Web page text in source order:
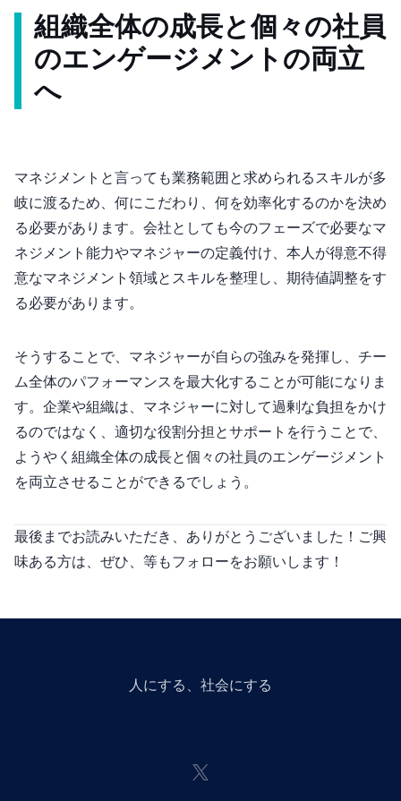
組織全体の成長と個々の社員
のエンゲージメントの両立
へ
マネジメントと言っても業務範囲と求められるスキルが多
岐に渡るため、何にこだわり、何を効率化するのかを決め
る必要があります。会社としても今のフェーズで必要なマ
ネジメント能力やマネジャーの定義付け、本人が得意不得
意なマネジメント領域とスキルを整理し、期待値調整をす
る必要があります。
そうすることで、マネジャーが自らの強みを発揮し、チー
ム全体のパフォーマンスを最大化することが可能になりま
す。企業や組織は、マネジャーに対して過剰な負担をかけ
るのではなく、適切な役割分担とサポートを行うことで、
ようやく組織全体の成長と個々の社員のエンゲージメント
を両立させることができるでしょう。
最後までお読みいただき、ありがとうございました！ご興
味ある方は、ぜひ、 等もフォローをお願いします！
人にGiveする、社会にGiveする